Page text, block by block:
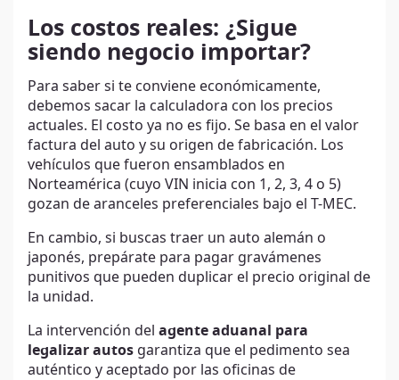
Los costos reales: ¿Sigue
siendo negocio importar?
Para saber si te conviene económicamente,
debemos sacar la calculadora con los precios
actuales. El costo ya no es fijo. Se basa en el valor
factura del auto y su origen de fabricación. Los
vehículos que fueron ensamblados en
Norteamérica (cuyo VIN inicia con 1, 2, 3, 4 o 5)
gozan de aranceles preferenciales bajo el T-MEC.
En cambio, si buscas traer un auto alemán o
japonés, prepárate para pagar gravámenes
punitivos que pueden duplicar el precio original de
la unidad.
La intervención del agente aduanal para
legalizar autos garantiza que el pedimento sea
auténtico y aceptado por las oficinas de